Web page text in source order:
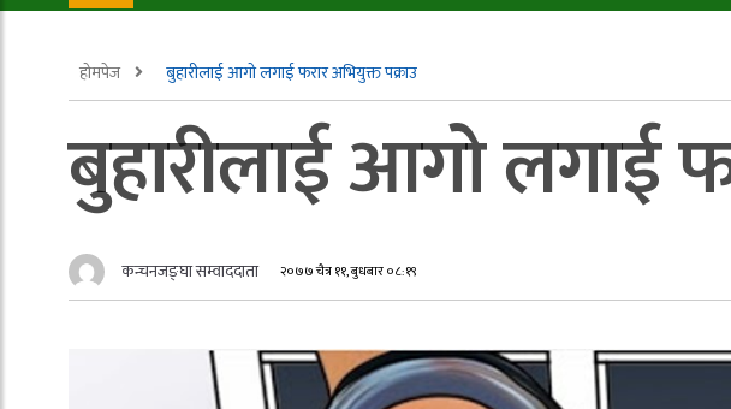
होमपेज बुहारीलाई आगो लगाई फरार अभियुक्त पक्राउ
बुहारीलाई आगो लगाई
कन्चनजङ्घा सम्वाददाता २०७७ चैत्र ११, बुधबार ०८:१९